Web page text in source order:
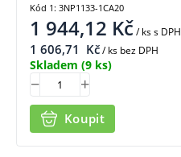
1 944,12 Kč/ kss DPH
1 606,71 Kč/ ks bez DPH
Skladem (9 ks)
Koupit
Kód 1: 3NP1133-1CA20